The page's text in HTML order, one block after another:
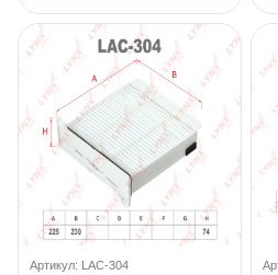
Артикул: LAC-304